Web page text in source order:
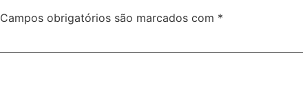
Campos obrigatórios são marcados com *